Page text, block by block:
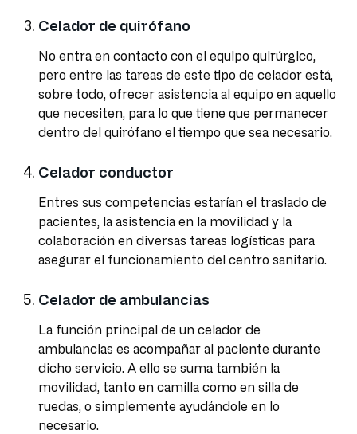
Celador de quirófano
No entra en contacto con el equipo quirúrgico,
pero entre las tareas de este tipo de celador está,
sobre todo, ofrecer asistencia al equipo en aquello
que necesiten, para lo que tiene que permanecer
dentro del quirófano el tiempo que sea necesario.
Celador conductor
Entres sus competencias estarían el traslado de
pacientes, la asistencia en la movilidad y la
colaboración en diversas tareas logísticas para
asegurar el funcionamiento del centro sanitario.
Celador de ambulancias
La función principal de un celador de
ambulancias es acompañar al paciente durante
dicho servicio. A ello se suma también la
movilidad, tanto en camilla como en silla de
ruedas, o simplemente ayudándole en lo
necesario.